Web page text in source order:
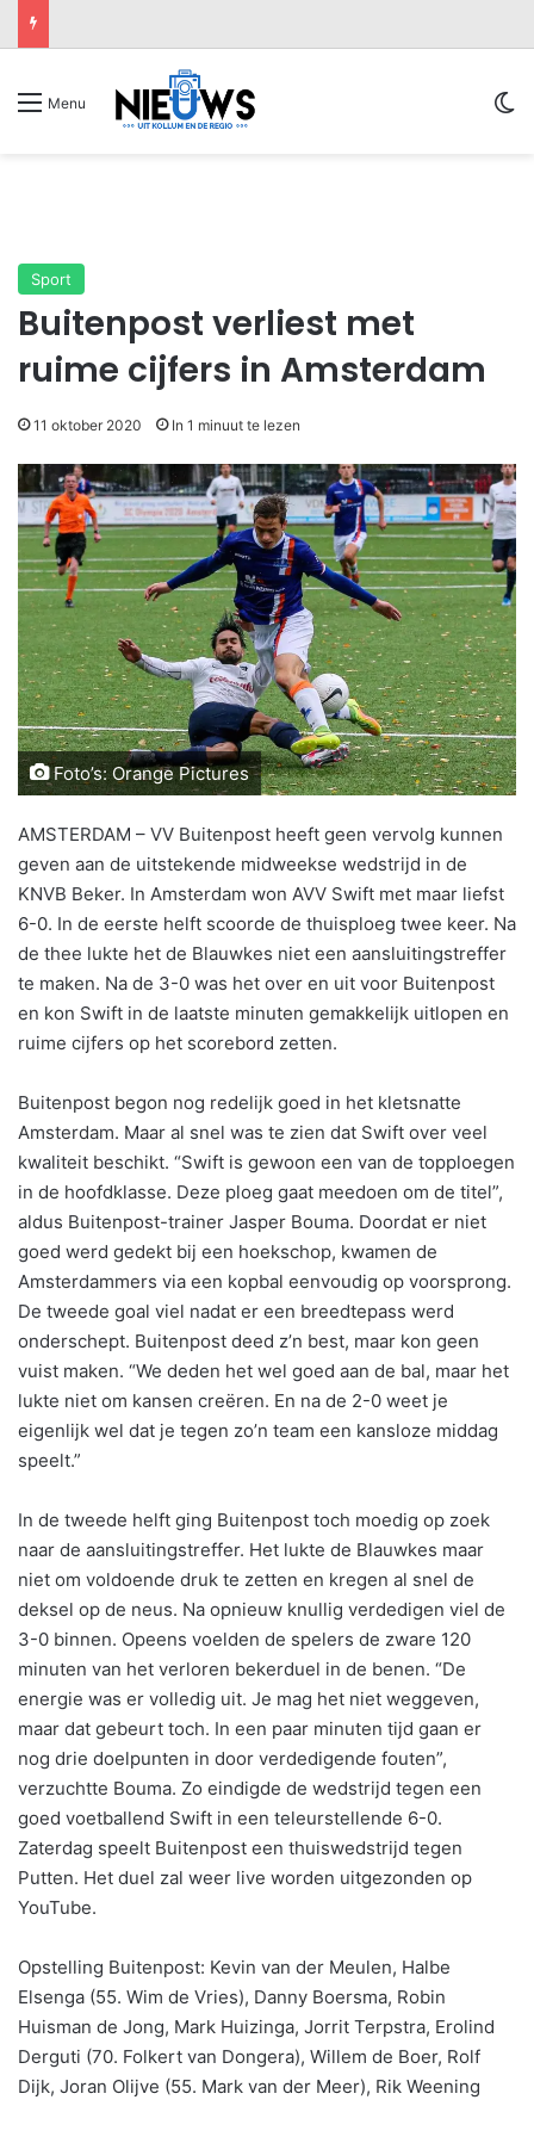
Menu
Sport
Buitenpost verliest met
ruime cijfers in Amsterdam
11 oktober 2020 In 1 minuut te lezen
Foto’s: Orange Pictures
AMSTERDAM – VV Buitenpost heeft geen vervolg kunnen
geven aan de uitstekende midweekse wedstrijd in de
KNVB Beker. In Amsterdam won AVV Swift met maar liefst
6-0. In de eerste helft scoorde de thuisploeg twee keer. Na
de thee lukte het de Blauwkes niet een aansluitingstreffer
te maken. Na de 3-0 was het over en uit voor Buitenpost
en kon Swift in de laatste minuten gemakkelijk uitlopen en
ruime cijfers op het scorebord zetten.
Buitenpost begon nog redelijk goed in het kletsnatte
Amsterdam. Maar al snel was te zien dat Swift over veel
kwaliteit beschikt. “Swift is gewoon een van de topploegen
in de hoofdklasse. Deze ploeg gaat meedoen om de titel”,
aldus Buitenpost-trainer Jasper Bouma. Doordat er niet
goed werd gedekt bij een hoekschop, kwamen de
Amsterdammers via een kopbal eenvoudig op voorsprong.
De tweede goal viel nadat er een breedtepass werd
onderschept. Buitenpost deed z’n best, maar kon geen
vuist maken. “We deden het wel goed aan de bal, maar het
lukte niet om kansen creëren. En na de 2-0 weet je
eigenlijk wel dat je tegen zo’n team een kansloze middag
speelt.”
In de tweede helft ging Buitenpost toch moedig op zoek
naar de aansluitingstreffer. Het lukte de Blauwkes maar
niet om voldoende druk te zetten en kregen al snel de
deksel op de neus. Na opnieuw knullig verdedigen viel de
3-0 binnen. Opeens voelden de spelers de zware 120
minuten van het verloren bekerduel in de benen. “De
energie was er volledig uit. Je mag het niet weggeven,
maar dat gebeurt toch. In een paar minuten tijd gaan er
nog drie doelpunten in door verdedigende fouten”,
verzuchtte Bouma. Zo eindigde de wedstrijd tegen een
goed voetballend Swift in een teleurstellende 6-0.
Zaterdag speelt Buitenpost een thuiswedstrijd tegen
Putten. Het duel zal weer live worden uitgezonden op
YouTube.
Opstelling Buitenpost: Kevin van der Meulen, Halbe
Elsenga (55. Wim de Vries), Danny Boersma, Robin
Huisman de Jong, Mark Huizinga, Jorrit Terpstra, Erolind
Derguti (70. Folkert van Dongera), Willem de Boer, Rolf
Dijk, Joran Olijve (55. Mark van der Meer), Rik Weening